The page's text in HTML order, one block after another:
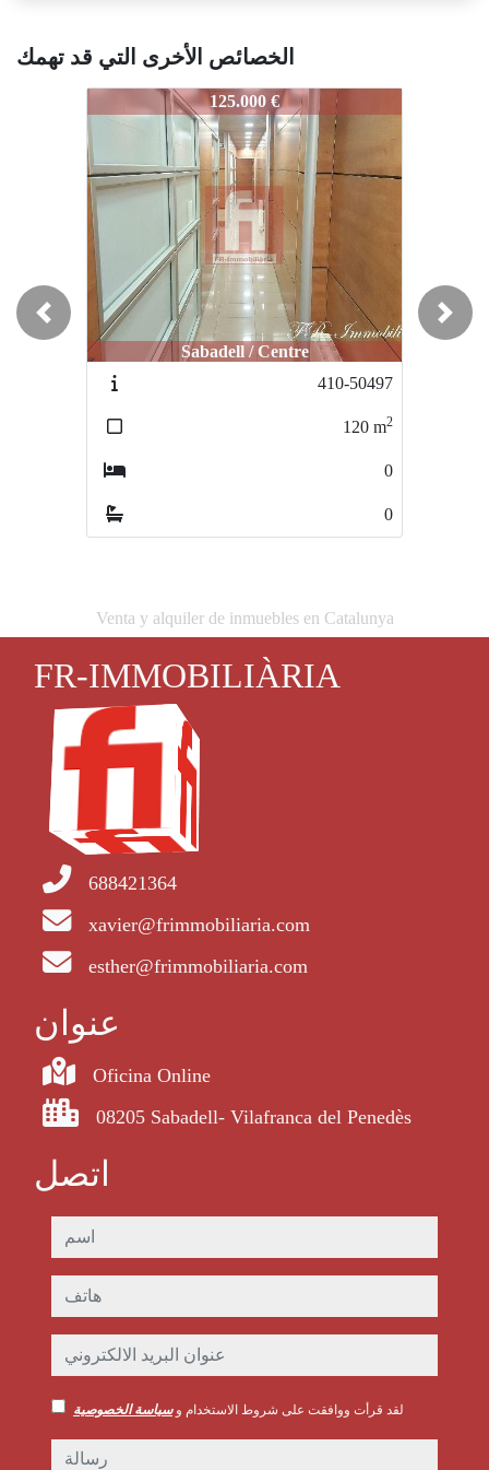
الخصائص الأخرى التي قد تهمك
125.000 €
Sabadell / Centre
410-50497
702-50789 125.000 €
Sabadell / Can Rull
736-50817-V
Previous Next
Venta y alquiler de inmuebles en Catalunya
FR-IMMOBILIÀRIA
688421364
xavier@frimmobiliaria.com
esther@frimmobiliaria.com
عنوان
Oficina Online
08205 Sabadell- Vilafranca del Penedès
اتصل
هاتف
عنوان البريد الالكتروني
لقد قرأت ووافقت على شروط الاستخدام وسياسة الخصوصية
رسالة